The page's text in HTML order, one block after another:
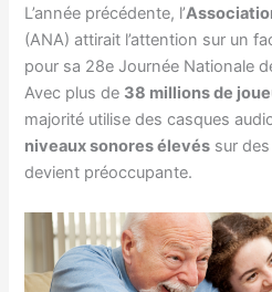
L’année précédente, l’
(ANA) attirait l’attention sur un
pour sa 28e Journée Nationale
Avec plus de 38 millions de
majorité utilise des casques
niveaux sonores élevés sur
devient préoccupante.